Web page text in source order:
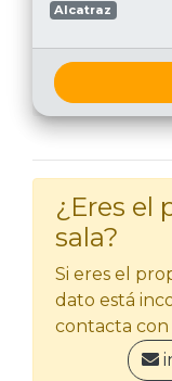
Alcatraz
¿Eres el
sala?
Si eres el
dato está
contacta con